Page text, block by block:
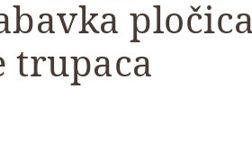
trupaca